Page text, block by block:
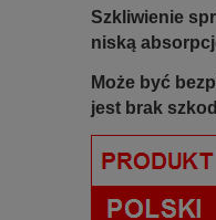
Szkliwienie
niską
Może być
jest brak